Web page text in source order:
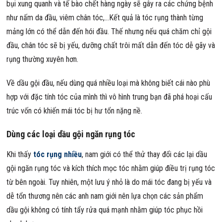
bụi xung quanh và tế bào chết hàng ngày sẽ gây ra các chứng bệnh
như nấm da đầu, viêm chân tóc,…Kết quả là tóc rụng thành từng
mảng lớn có thể dẫn đến hói đầu. Thế nhưng nếu quá chăm chỉ gội
đầu, chân tóc sẽ bị yếu, dưỡng chất trôi mất dẫn đến tóc dễ gãy và
rụng thường xuyên hơn.
Về dầu gội đầu, nếu dùng quá nhiều loại mà không biết cái nào phù
hợp với đặc tính tóc của mình thì vô hình trung bạn đã phá hoại cấu
trúc vốn có khiến mái tóc bị hư tổn nặng nề.
Dùng các loại dầu gội ngăn rụng tóc
Khi thấy tóc rụng nhiều, nam giới có thể thử thay đổi các lại dầu
gội ngăn rụng tóc và kích thích mọc tóc nhằm giúp điều trị rụng tóc
từ bên ngoài. Tuy nhiên, một lưu ý nhỏ là do mái tóc đang bị yếu và
dễ tổn thương nên các anh nam giới nên lựa chọn các sản phẩm
dầu gội không có tính tẩy rửa quá mạnh nhằm giúp tóc phục hồi